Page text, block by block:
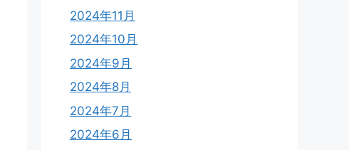
2024年11月
2024年10月
2024年9月
2024年8月
2024年7月
2024年6月